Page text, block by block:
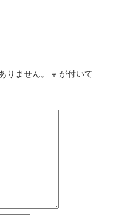
ません。 ※ が付いて